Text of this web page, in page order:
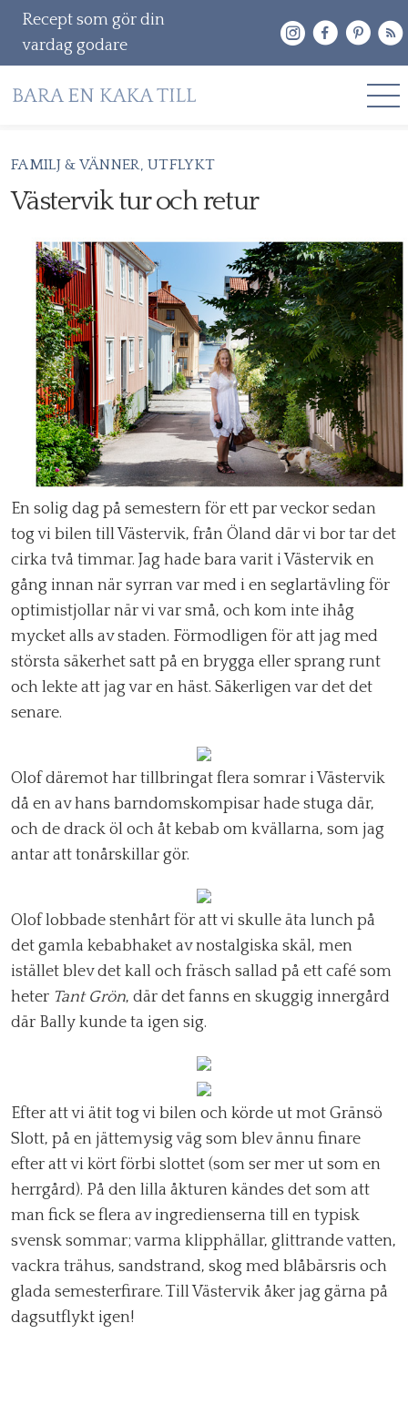
Recept som gör din
vardag godare
Gå
till
RECEPT
OM MIG
KONTAKT & PR
Sök
efter:
FAMILJ & VÄNNER UTFLYKT
Västervik tur och retur
En solig dag på semestern för ett par veckor sedan
tog vi bilen till Västervik, från Öland där vi bor tar det
cirka två timmar. Jag hade bara varit i Västervik en
gång innan när syrran var med i en seglartävling för
optimistjollar när vi var små, och kom inte ihåg
mycket alls av staden. Förmodligen för att jag med
största säkerhet satt på en brygga eller sprang runt
och lekte att jag var en häst. Säkerligen var det det
senare.
Olof däremot har tillbringat flera somrar i Västervik
då en av hans barndomskompisar hade stuga där,
och de drack öl och åt kebab om kvällarna, som jag
antar att tonårskillar gör.
Olof lobbade stenhårt för att vi skulle äta lunch på
det gamla kebabhaket av nostalgiska skäl, men
istället blev det kall och fräsch sallad på ett café som
heter Tant Grön, där det fanns en skuggig innergård
där Bally kunde ta igen sig.
Efter att vi ätit tog vi bilen och körde ut mot Gränsö
Slott, på en jättemysig väg som blev ännu finare
efter att vi kört förbi slottet (som ser mer ut som en
herrgård). På den lilla åkturen kändes det som att
man fick se flera av ingredienserna till en typisk
svensk sommar; varma klipphällar, glittrande vatten,
vackra trähus, sandstrand, skog med blåbärsris och
glada semesterfirare. Till Västervik åker jag gärna på
dagsutflykt igen!